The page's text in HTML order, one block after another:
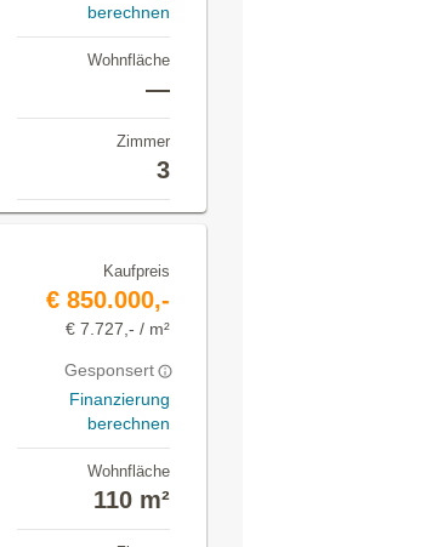
berechnen
Wohnfläche
—
Zimmer
3
Kaufpreis
€ 850.000,-
€ 7.727,- / m²
Gesponsert
Finanzierung
berechnen
Wohnfläche
110 m²